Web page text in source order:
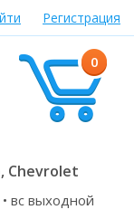
Регистрация
0
Chevrolet
вс выходной